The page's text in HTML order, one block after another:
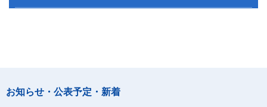
お知らせ・公表予定・新着